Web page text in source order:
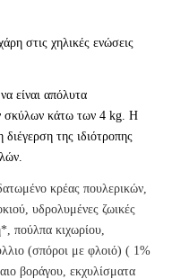
στις χηλικές ενώσεις
είναι απόλυτα
σκύλων κάτω των 4 kg. Η
της ιδιότροπης
κρέας πουλερικών,
υδρολυμένες ζωικές
πούλπα κιχωρίου,
(σπόροι με φλοιό) ( 1%
βοράγου, εκχυλίσματα